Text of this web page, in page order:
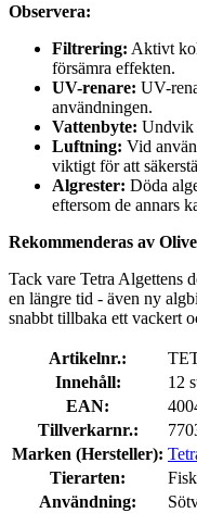
Observera:
Filtrering: Aktivt
försämra effekten.
UV-renare: UV-
användningen.
Vattenbyte: Undvik
Luftning: Vid
viktigt för att
Algrester: Döda
eftersom de annars
Rekommenderas av
Tack vare Tetra Algettens
en längre tid - även ny
snabbt tillbaka ett vackert
Artikelnr.:
Innehåll:
12
EAN:
Tillverkarnr.:
Marken (Hersteller):
Tierarten:
Användning: